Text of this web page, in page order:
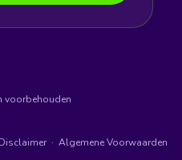
voorbehouden
Disclaimer· Algemene Voorwaarden